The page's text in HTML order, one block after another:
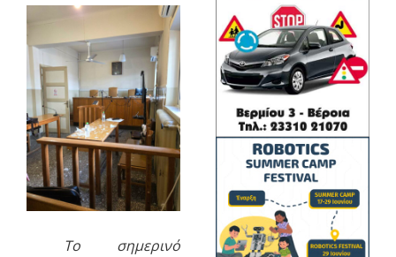
Το σημερινό